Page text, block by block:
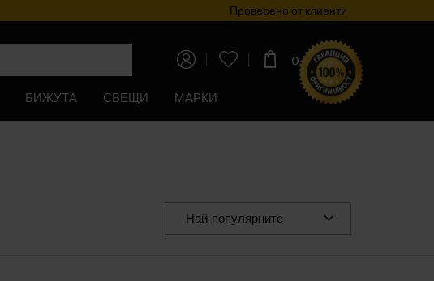
Програма за лоялностПроверено от клиенти
0,00€ (0,00лв)
БИЖУТА СВЕЩИ МАРКИ
Най-популярните